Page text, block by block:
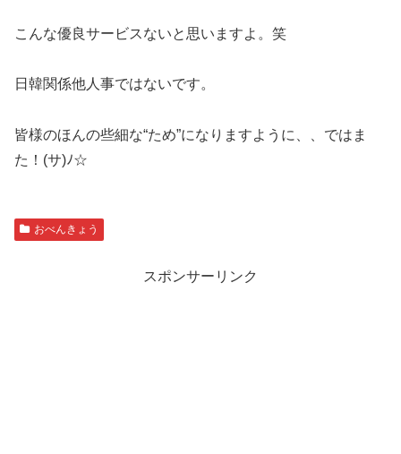
こんな優良サービスないと思いますよ。笑
日韓関係他人事ではないです。
皆様のほんの些細な“ため”になりますように、、ではま
た！(サ)ﾉ☆
おべんきょう
スポンサーリンク